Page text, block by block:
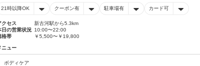
21時以降OK クーポン有 駐車場有 カード可
クセス
新古河駅から5.3km
日の営業状況 10:00〜22:00
格帯
￥5,500〜￥19,800
ニュー
ボディケア